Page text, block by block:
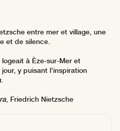
entre mer et village, une
et de silence.
à Èze-sur-Mer et
y puisant l’inspiration
.
, Friedrich Nietzsche